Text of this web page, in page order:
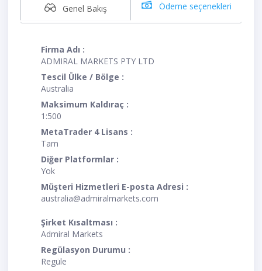
Genel Bakış Ödeme seçenekleri
Firma Adı :
ADMIRAL MARKETS PTY LTD
Tescil Ülke / Bölge :
Australia
Maksimum Kaldıraç :
1:500
MetaTrader 4 Lisans :
Tam
Diğer Platformlar :
Yok
Müşteri Hizmetleri E-posta Adresi :
australia@admiralmarkets.com
Şirket Kısaltması :
Admiral Markets
Regülasyon Durumu :
Regüle